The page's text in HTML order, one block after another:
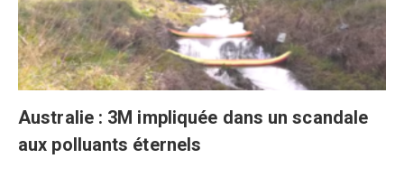
Australie : 3M impliquée dans un scandale
aux polluants éternels